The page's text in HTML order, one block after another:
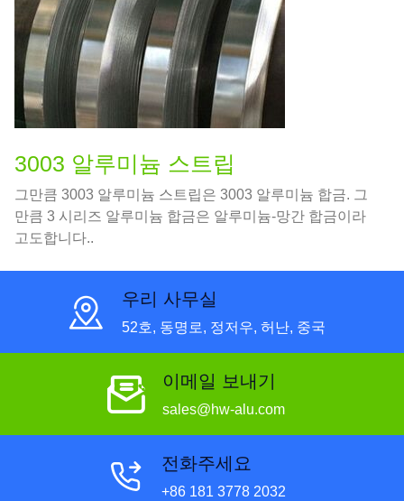
3003 알루미늄 스트립
그만큼 3003 알루미늄 스트립은 3003 알루미늄 합금. 그
만큼 3 시리즈 알루미늄 합금은 알루미늄-망간 합금이라
고도합니다..
우리 사무실
52호, 동명로, 정저우, 허난, 중국
이메일 보내기
sales@hw-alu.com
전화주세요
+86 181 3778 2032